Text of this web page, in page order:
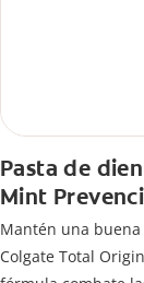
Pasta de
Mint
Mantén una
Colgate Total